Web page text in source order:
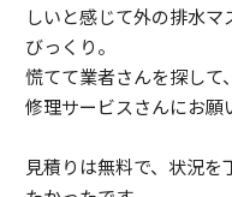
しいと感じて外の排水
びっくり。
慌てて業者さんを探して
修理サービスさんにお願
見積りは無料で、状況